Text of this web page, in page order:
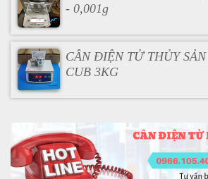
- 0,001g
CÂN ĐIỆN TỬ THỦY SẢN
CUB 3KG